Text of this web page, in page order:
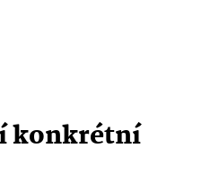
konkrétní